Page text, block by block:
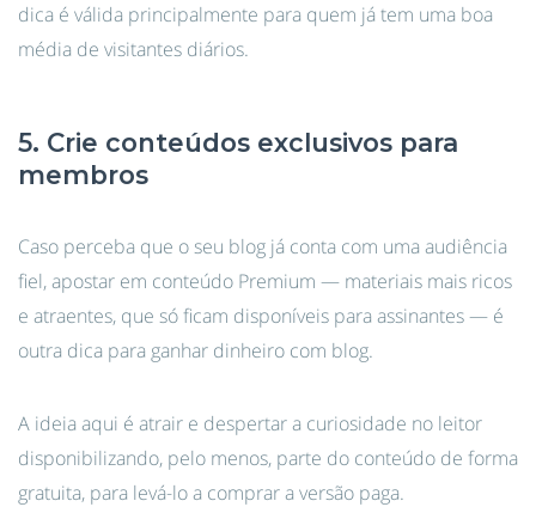
dica é válida principalmente para quem já tem uma boa
média de visitantes diários.
5. Crie conteúdos exclusivos para
membros
Caso perceba que o seu blog já conta com uma audiência
fiel, apostar em conteúdo Premium — materiais mais ricos
e atraentes, que só ficam disponíveis para assinantes — é
outra dica para ganhar dinheiro com blog.
A ideia aqui é atrair e despertar a curiosidade no leitor
disponibilizando, pelo menos, parte do conteúdo de forma
gratuita, para levá-lo a comprar a versão paga.